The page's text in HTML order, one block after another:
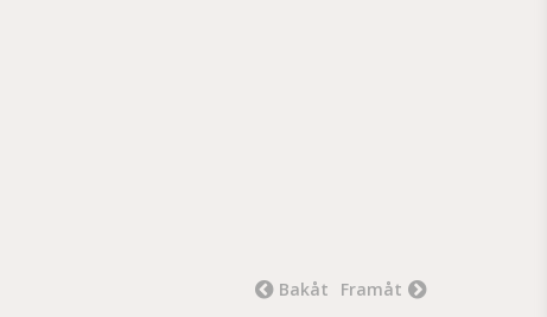
Framåt
Bakåt